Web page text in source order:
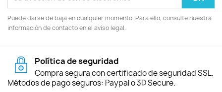
Puede darse de baja en cualquier momento. Para ello, consulte nuestra
información de contacto en el aviso legal.
Política de seguridad
Compra segura con certificado de seguridad SSL.
Métodos de pago seguros: Paypal o 3D Secure.